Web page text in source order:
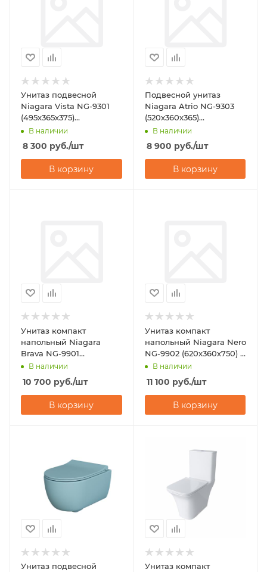
Унитаз подвесной
Niagara Vista NG-9301
(495х365х375)
горизонтальный выпуск
В наличии
8 300 руб./шт
В корзину
Подвесной унитаз
Niagara Atrio NG-9303
(520х360х365)
горизонтальный выпуск
В наличии
8 900 руб./шт
В корзину
Унитаз компакт
напольный Niagara
Brava NG-9901
(630х360х740) с
микролифтом
В наличии
10 700 руб./шт
В корзину
Унитаз компакт
напольный Niagara Nero
NG-9902 (620х360х750) с
микролифтом
В наличии
11 100 руб./шт
В корзину
Унитаз подвесной
Унитаз компакт